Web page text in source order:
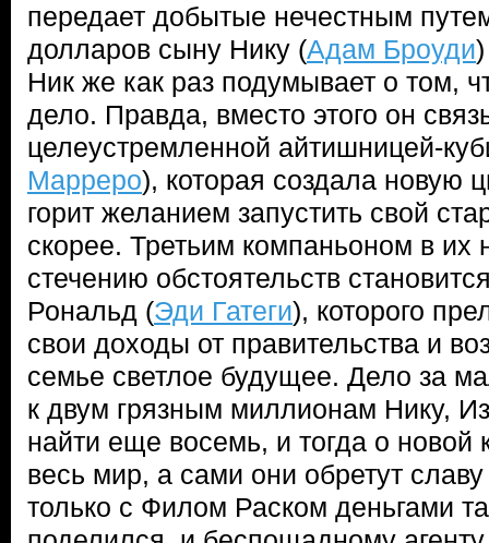
передает добытые нечестным
долларов сыну Нику (Адам Броуди
Ник же как раз подумывает о том,
дело. Правда, вместо этого он
целеустремленной айтишницей-
Марреро), которая создала новую
горит желанием запустить свой
скорее. Третьим компаньоном в их
стечению обстоятельств
Рональд (Эди Гатеги), которого
свои доходы от правительства и
семье светлое будущее. Дело за
к двум грязным миллионам Нику,
найти еще восемь, и тогда о новой
весь мир, а сами они обретут
только с Филом Раском деньгами